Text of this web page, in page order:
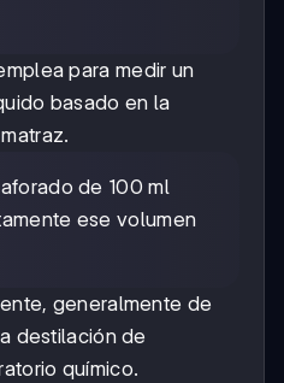
para medir un
basado en la
de 100 ml
ese volumen
generalmente de
destilación de
químico.